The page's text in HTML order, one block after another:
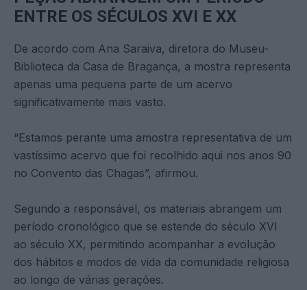
ENTRE OS SÉCULOS XVI E XX
De acordo com Ana Saraiva, diretora do Museu-
Biblioteca da Casa de Bragança, a mostra representa
apenas uma pequena parte de um acervo
significativamente mais vasto.
“Estamos perante uma amostra representativa de um
vastíssimo acervo que foi recolhido aqui nos anos 90
no Convento das Chagas”, afirmou.
Segundo a responsável, os materiais abrangem um
período cronológico que se estende do século XVI
ao século XX, permitindo acompanhar a evolução
dos hábitos e modos de vida da comunidade religiosa
ao longo de várias gerações.